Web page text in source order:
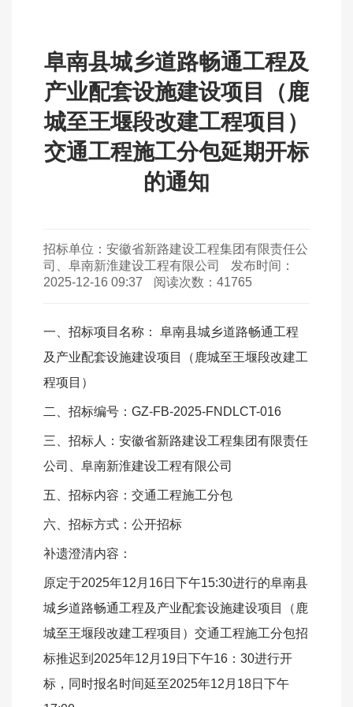
阜南县城乡道路畅通工程及
产业配套设施建设项目（鹿
城至王堰段改建工程项目）
交通工程施工分包延期开标
的通知
招标单位： 安徽省新路建设工程集团有限责任公
司、阜南新淮建设工程有限公司
发布时间：
2025-12-16 09:37
阅读次数： 41765
一、 招标项目名称：
阜南县城乡道路畅通工程
及产业配套设施建设项目（鹿城至王堰段改建工
程项目）
二、 招标编号：GZ-FB-2025-FNDLCT-016
三 、招标人：安徽省新路建设工程集团有限责任
公司
阜南新淮建设工程有限公司
五、招标内容：交通工程施工分包
六、招标方式：公开招标
补遗澄清内容：
原定于2025年12月16日下午15:30进行的阜南县
城乡道路畅通工程及产业配套设施建设项目（鹿
城至王堰段改建工程项目）交通工程施工分包招
标推迟到 2025年12月19日下午16：30进行开
标，同时报名时间延至2025年12月18日下午